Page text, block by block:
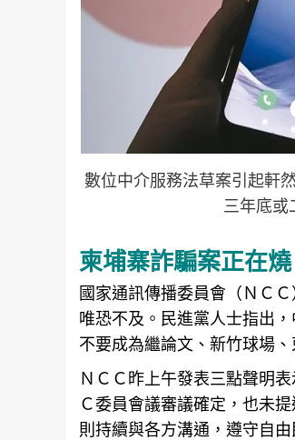
數位中介服務法草案引起軒
三年底
柬埔寨詐騙案正在燒
國家通訊傳播委員會（ＮＣ
唯恐不及。民進黨人士指出
不要成為繼論文、 新竹球場、
ＮＣＣ昨上午發表三點聲明
Ｃ委員會議審議確定，也未
則持續與各方溝通，遵守自由